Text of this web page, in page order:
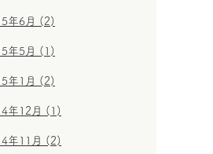
年6月 (2)
年5月 (1)
年1月 (2)
年12月 (1)
年11月 (2)